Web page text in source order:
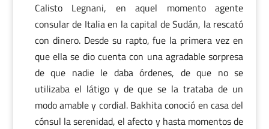
Calisto Legnani, en aquel momento agente
consular de Italia en la capital de Sudán, la rescató
con dinero. Desde su rapto, fue la primera vez en
que ella se dio cuenta con una agradable sorpresa
de que nadie le daba órdenes, de que no se
utilizaba el látigo y de que se la trataba de un
modo amable y cordial. Bakhita conoció en casa del
cónsul la serenidad, el afecto y hasta momentos de